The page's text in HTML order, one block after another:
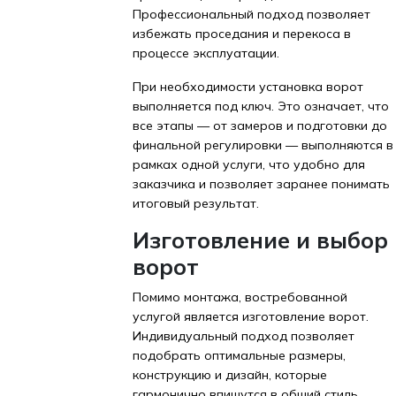
Профессиональный подход позволяет
избежать проседания и перекоса в
процессе эксплуатации.
При необходимости установка ворот
выполняется под ключ. Это означает, что
все этапы — от замеров и подготовки до
финальной регулировки — выполняются в
рамках одной услуги, что удобно для
заказчика и позволяет заранее понимать
итоговый результат.
Изготовление и выбор
ворот
Помимо монтажа, востребованной
услугой является изготовление ворот.
Индивидуальный подход позволяет
подобрать оптимальные размеры,
конструкцию и дизайн, которые